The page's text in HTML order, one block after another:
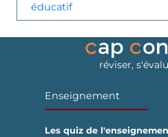
éducatif
réviser,
Enseignement
Les quiz de